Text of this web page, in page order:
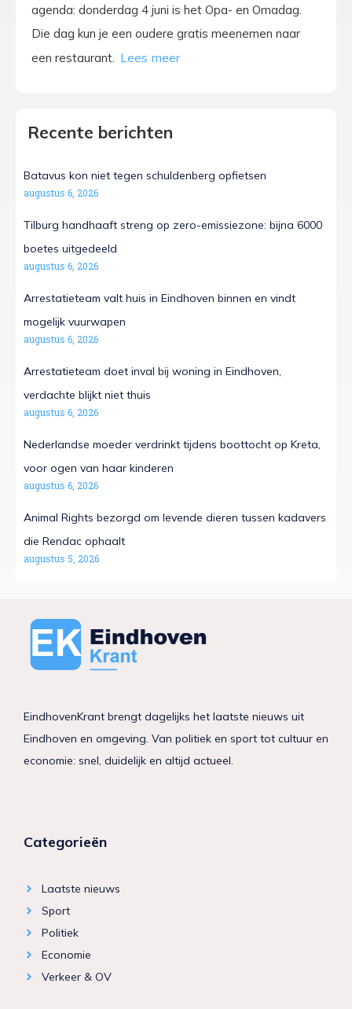
agenda: donderdag 4 juni is het Opa- en Omadag.
Die dag kun je een oudere gratis meenemen naar
een restaurant.
Recente berichten
Batavus kon niet tegen schuldenberg opfietsen
augustus 6, 2026
Tilburg handhaaft streng op zero-emissiezone: bijna 6000
boetes uitgedeeld
augustus 6, 2026
Arrestatieteam valt huis in Eindhoven binnen en vindt
mogelijk vuurwapen
augustus 6, 2026
Arrestatieteam doet inval bij woning in Eindhoven,
verdachte blijkt niet thuis
augustus 6, 2026
Nederlandse moeder verdrinkt tijdens boottocht op Kreta,
voor ogen van haar kinderen
augustus 6, 2026
Animal Rights bezorgd om levende dieren tussen kadavers
die Rendac ophaalt
augustus 5, 2026
EindhovenKrant brengt dagelijks het laatste nieuws uit
Eindhoven en omgeving. Van politiek en sport tot cultuur en
economie: snel, duidelijk en altijd actueel.
Categorieën
Laatste nieuws
Sport
Politiek
Economie
Verkeer & OV